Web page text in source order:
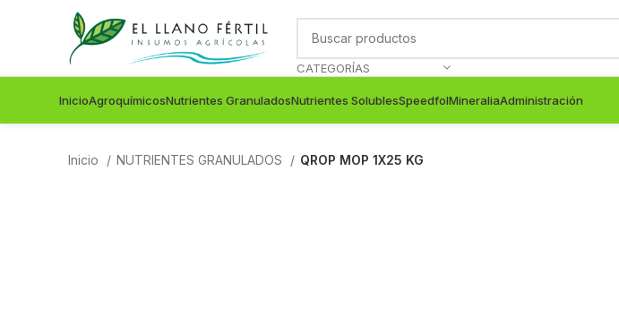
CATEGORÍAS
InicioAgroquímicosNutrientes GranuladosNutrientes SolublesSpeedfolMineraliaAdministración
Inicio NUTRIENTES GRANULADOS QROP MOP 1X25 KG